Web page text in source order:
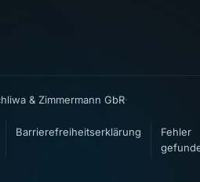
& Zimmermann GbR·
Barrierefreiheitserklärung
Fehler